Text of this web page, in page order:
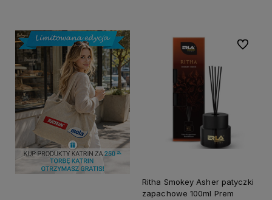
Ritha Smokey Asher patyczki
zapachowe 100ml Prem
Do